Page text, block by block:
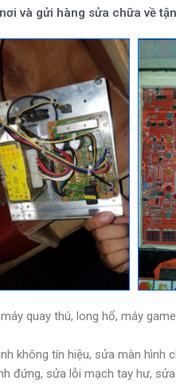
và gửi hàng sửa chữa về
quay thú, long hổ, máy
không tín hiệu, sửa màn
đứng, sửa lỗi mạch tay hư,